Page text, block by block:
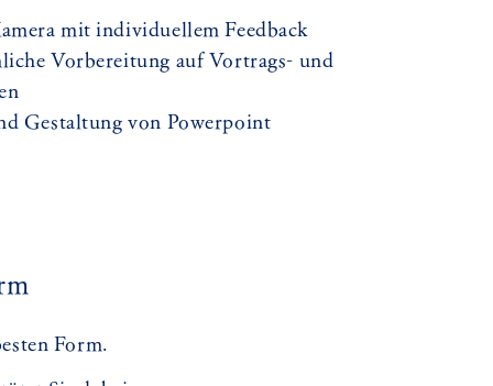
mit individuellem Feedback
Vorbereitung auf Vortrags- und
Gestaltung von Powerpoint
Form.